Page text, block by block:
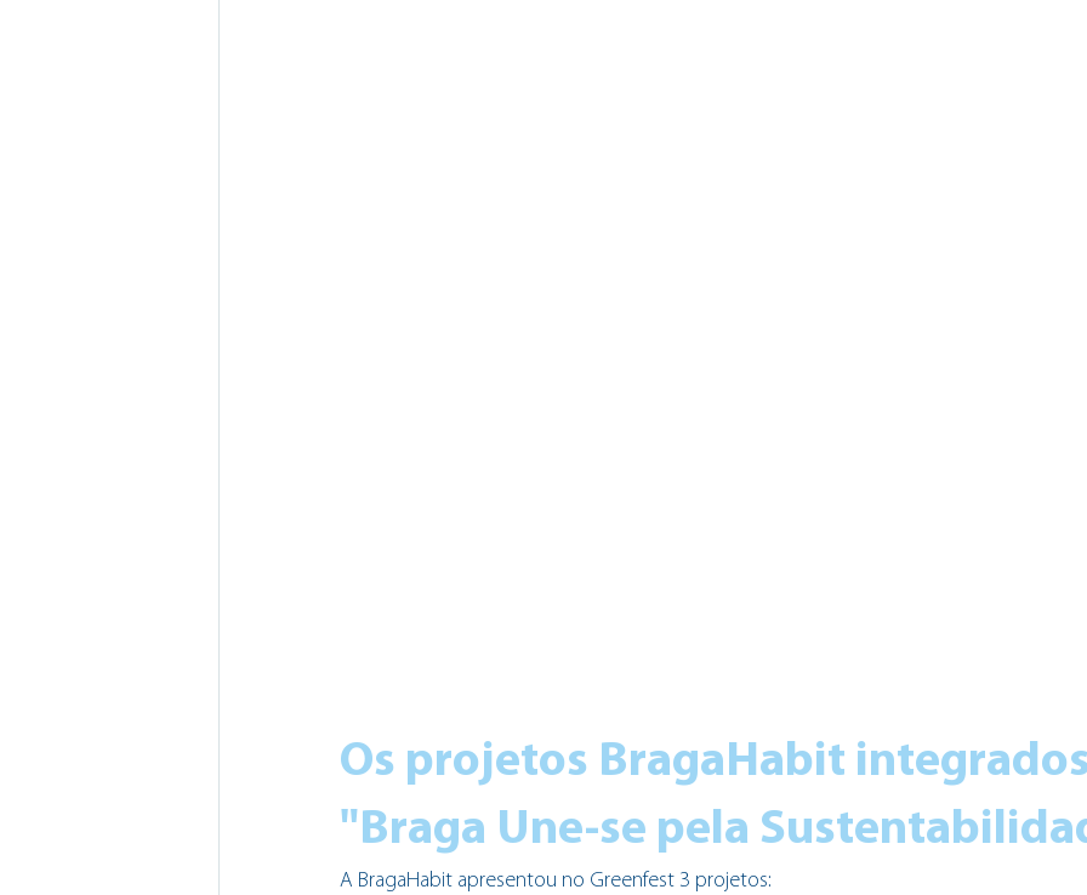
Os projetos BragaHabit
"Braga Une-se pela
A BragaHabit apresentou no Greenfest 3 projetos: